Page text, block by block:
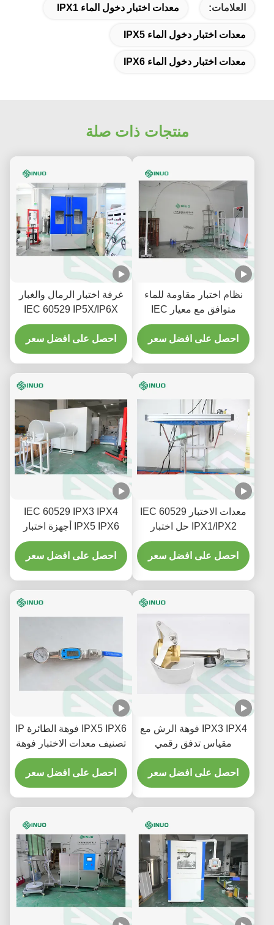
العلامات: معدات اختبار دخول الماء IPX1
معدات اختبار دخول الماء IPX5
معدات اختبار دخول الماء IPX6
منتجات ذات صلة
نظام اختبار مقاومة للماء
متوافق مع معيار IEC
60529 IPX1 ~ 8 للأجهزة
الصناعية والمنزلية
احصل على افضل سعر
غرفة اختبار الرمال والغبار
IEC 60529 IP5X/IP6X
للمنتجات الإلكترونية
والسيارات
احصل على افضل سعر
معدات الاختبار IEC 60529
IPX1/IPX2 حل اختبار
السقوط الرأسي للمياه
احصل على افضل سعر
IEC 60529 IPX3 IPX4
IPX5 IPX6 أجهزة اختبار
رذاذ المطر في الأنابيب
المذبذبة
احصل على افضل سعر
IPX3 IPX4 فوهة الرش مع
مقياس تدفق رقمي
لمكونات السيارات معدات
الاختبار IEC 60529
احصل على افضل سعر
IPX5 IPX6 فوهة الطائرة IP
تصنيف معدات الاختبار فوهة
IEC 60529
احصل على افضل سعر